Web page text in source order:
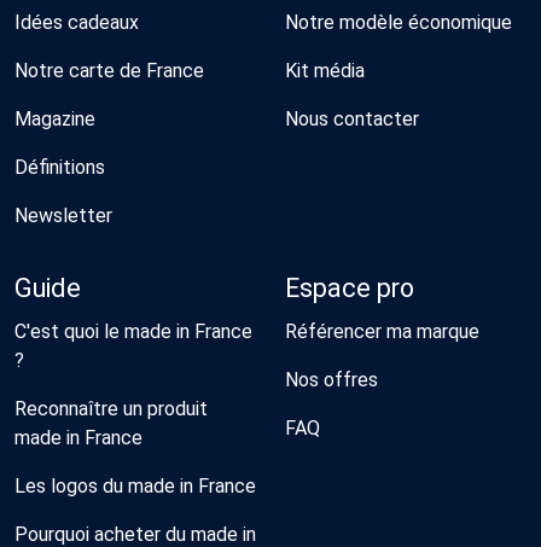
Idées cadeaux
Notre carte de France
Magazine
Définitions
Newsletter
Notre modèle économique
Kit média
Nous contacter
Guide
C'est quoi le made in France
?
Reconnaître un produit
made in France
Les logos du made in France
Pourquoi acheter du made in
Espace pro
Référencer ma marque
Nos offres
FAQ